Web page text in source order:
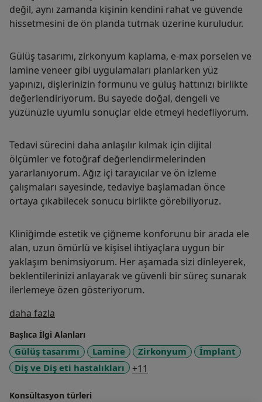
değil, aynı zamanda kişinin kendini rahat ve güvende
hissetmesini de ön planda tutmak üzerine kuruludur.
Gülüş tasarımı, zirkonyum kaplama, e-max porselen ve
lamine veneer gibi uygulamaları planlarken yüz
yapınızı, dişlerinizin formunu ve gülüş hattınızı birlikte
değerlendiriyorum. Bu sayede doğal, dengeli ve
yüzünüzle uyumlu sonuçlar elde etmeyi hedefliyorum.
Tedavi sürecini daha anlaşılır kılmak için dijital
ölçümler ve fotoğraf değerlendirmelerinden
yararlanıyorum. Ağız içi tarayıcılar ve ön izleme
çalışmaları sayesinde, tedaviye başlamadan önce
ortaya çıkabilecek sonucu birlikte görebiliyoruz.
Kliniğimde estetik ve çiğneme konforunu bir arada ele
alan, uzun ömürlü ve kişisel ihtiyaçlara uygun bir
yaklaşım benimsiyorum. Her aşamada sizi dinleyerek,
beklentilerinizi anlayarak ve güvenli bir süreç sunarak
ilerlemeye özen gösteriyorum.
daha fazla
Başlıca İlgi Alanları
Gülüş tasarımı Lamine Zirkonyum
İmplant
Diş ve Diş eti hastalıkları
+11
Konsültasyon türleri